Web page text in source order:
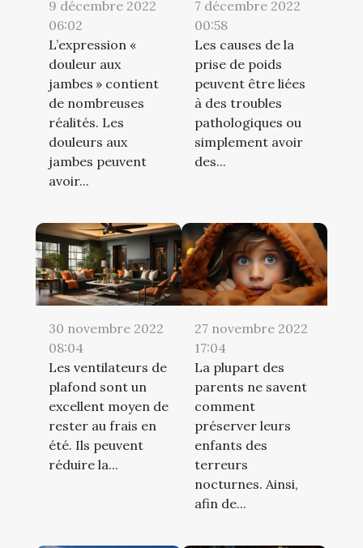
9 décembre 2022
06:02
L’expression «
douleur aux
jambes » contient
de nombreuses
réalités. Les
douleurs aux
jambes peuvent
avoir...
7 décembre 2022
00:58
Les causes de la
prise de poids
peuvent être liées
à des troubles
pathologiques ou
simplement avoir
des...
30 novembre 2022
08:04
Les ventilateurs de
plafond sont un
excellent moyen de
rester au frais en
été. Ils peuvent
réduire la...
27 novembre 2022
17:04
La plupart des
parents ne savent
comment
préserver leurs
enfants des
terreurs
nocturnes. Ainsi,
afin de...